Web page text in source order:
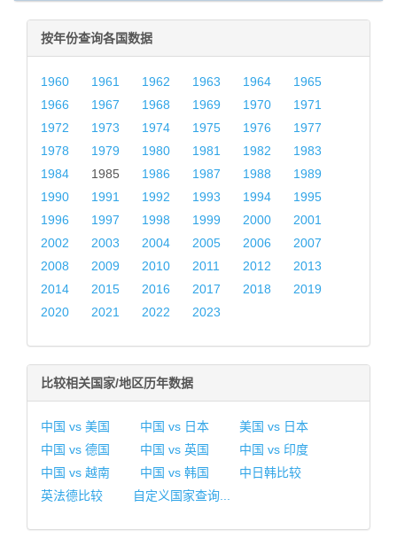
按年份查询各国数据
1960 1961 1962 1963 1964
1965
1966
1967 1968 1969 1970
1971
1972
1973 1974 1975 1976
1977
1978
1979 1980 1981 1982
1983
1984
1985 1986 1987 1988
1989
1990
1991 1992 1993 1994
1995
1996
1997 1998 1999 2000
2001
2002
2003 2004 2005 2006
2007
2008
2009 2010 2011 2012
2013
2014
2015 2016 2017 2018
2019
2020
2021 2022 2023
比较相关国家/地区历年数据
中国 vs 美国 中国 vs 日本
美国 vs 日本
中国 vs 德国
中国 vs 英国
中国 vs 印度
中国 vs 越南
中国 vs 韩国
中日韩比较
英法德比较
自定义国家查询...